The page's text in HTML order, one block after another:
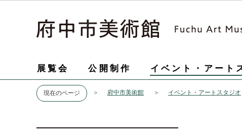
展覧会 公開制作 イベント・アート
現在のページ 府中市美術館 イベント・アートスタジオ